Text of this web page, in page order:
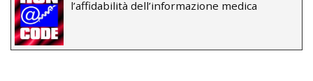
l’affidabilità dell’informazione medica